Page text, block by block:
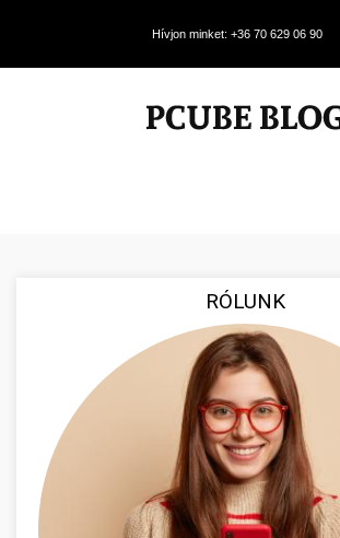
Hívjon minket: +36 70 629 06 90
RÓLUNK